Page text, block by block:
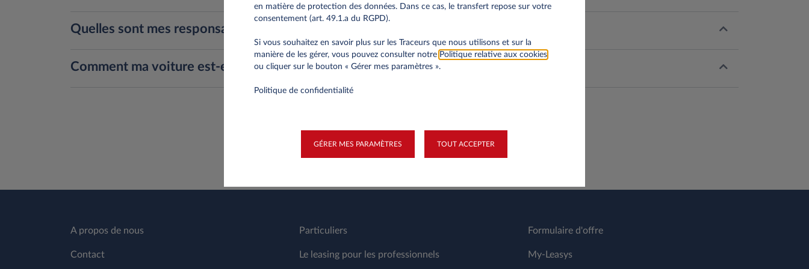
Quelles sont mes responsabilités en tant que conducteur?
Comment ma voiture est-elle assurée?
A propos de nous
Contact
Particuliers
Le leasing pour les professionnels
Formulaire d'offre
My-Leasys
en matière de protection des données. Dans ce cas, le transfert repose sur votre
consentement (art. 49.1.a du RGPD).
Si vous souhaitez en savoir plus sur les Traceurs que nous utilisons et sur la
manière de les gérer, vous pouvez consulter notre Politique relative aux cookies
ou cliquer sur le bouton « Gérer mes paramètres ».
Politique de confidentialité
GÉRER MES PARAMÈTRES TOUT ACCEPTER